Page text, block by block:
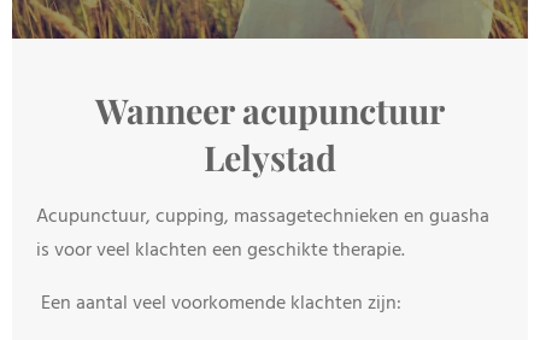
Wanneer acupunctuur
Lelystad
Acupunctuur, cupping, massagetechnieken en guasha
is voor veel klachten een geschikte therapie.
Een aantal veel voorkomende klachten zijn: